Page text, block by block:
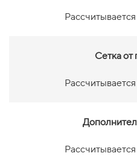
Сетка от